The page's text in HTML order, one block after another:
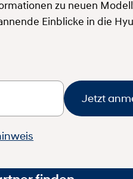
zu neuen
Einblicke in die
Jetzt